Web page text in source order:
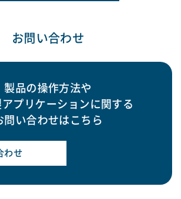
お問い合わせ
製品の操作方法や
プリケーションに関する
問い合わせはこちら
わせ